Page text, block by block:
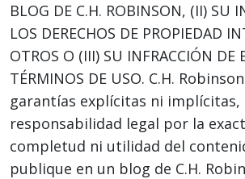
BLOG DE C.H. ROBINSON, (II) SU
LOS DERECHOS DE PROPIEDAD
OTROS O (III) SU INFRACCIÓN DE
TÉRMINOS DE USO. C.H.
garantías explícitas ni implícitas,
responsabilidad legal por la
completud ni utilidad del
publique en un blog de C.H.